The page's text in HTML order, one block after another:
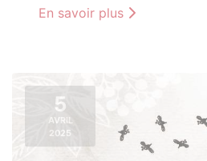
En savoir plus
5
AVRIL
2025